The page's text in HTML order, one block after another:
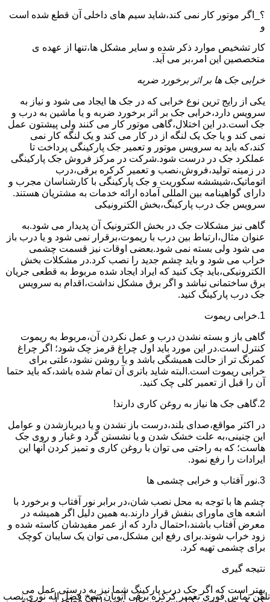
؟_اگر موتور کار نمی کند،شاید سیم های داخلی آن قطع شده است
و
کار تشخیص موارد ذکر شده و سایر مشکل ها،تنها از عهده ی
متخصصین این امر،بر می آید.
خرابی جک ها بر اثر برخورد ضربه
یکی از رایج ترین نوع خرابی که در جک ها ایجاد می شود و نیاز به
سرویس دارد،خرابی جک بر اثر برخورد ضربه و یا ماشین به درب و
جک است.در این اختلال،گاهی موتور کار می کنند ولی پیشتون عمل
نمی کند و یا جک یک لنگه از در کار می کند و یک لنگه کار نمی
کند،که باید به سرویس موتور و تعمیر جک پارکینگی پرداخت تا
عملکرد جک در درست شود.شرکت در مرکز فروش جک پارکینگی
در زمینه تولید،فروش،نصب و تعمیر کرکره برقی،درب
اتوماتیک،شیششه سکوریت و جک پارکینگی با کارشناسان مجرب و
دارای گواهینامه بین المللی آماده ارائه خدمات به مشتریان هستند.
سرویس جک درب پارکینگ،بخش الکترونیکی
گاهی نیز مشکلات جک در بخش الکترونیک آن پدیدار می شود.به
عنوان مثال،ارتباط بین درب با ریموت،برقرار نمی شود و یا درب باز
می شود ولی بسته نمی شود.بعضی اوقات نیز قسمت چشمی
خراب می شود و باید چشم جدید را نصب کرد.در مشکلات بخش
الکترونیکی،باید چک کنید که ایراد ایجاد شده مربوط به قطعی جریان
برق ساختمانی نباشد و اگر برق مشکل نداشت،اقدام به سرویس
جک درب پارکینگ کنید.
1.خرابی ریموت
گاهی باز و بسته نشدن درب و عمل نکردن آن،مربوط به ریموت
کنترل است.در این مورد باید اول چراغ قرمز چک شود؛ اگر چراغ
کمرنگ تر از حالت همیشگی باشد و یا روشن نشود،علتی برای
خرابی ریموت است.البته شاید باتری آن تمام شده باشد،که باید حتما
آن را قبل از تعمیر کلی چک کنید.
2.گاهی جک ها نیاز به روغن کاری دارند!
در اکثر مواقع،صدای بلند،درست باز نشدن و یا دیربازشدن و عوامل
این چنینی،به علت خشک شدن و یا نشستن گرد و غبار و روی جک
هاست؛ که به راحتی می توان با روغن کاری و تمیز کردن آنها این
ایرادات را رفع نمود.
3.نور آفتاب و خرابی چشمی ها
چشم ها با توجه به محل نصب شان،در برابر نور آفتاب و برخورد با
اشعه های ماورای بنفش قرار دارند.به همین دلیل اگر همیشه در
معرض آفتاب باشند،احتمال دارد که از عمر مفیدشان کاسته شده و
زود خراب شوند.برای رفع این مشکل،می توان یک سایبان کوچک
برای چشمی تهیه کرد.
نتیجه گیری
بهتر است که اگر جک درب پارکینگ شما نیز به درستی عمل می
تلفن تماس فوریتعمیر کرکره برقی اتوبان شیخ فضل اله نوری,نصب